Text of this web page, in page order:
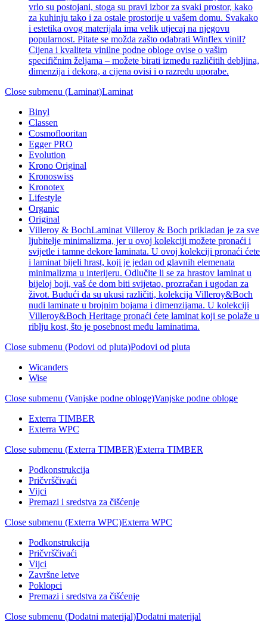
vrlo su postojani, stoga su pravi izbor za svaki prostor, kako
za kuhinju tako i za ostale prostorije u vašem domu. Svakako
i estetika ovog materijala ima velik utjecaj na njegovu
popularnost. Pitate se možda zašto odabrati Winflex vinil?
Cijena i kvaliteta vinilne podne obloge ovise o vašim
specifičnim željama – možete birati između različitih debljina,
dimenzija i dekora, a cijena ovisi i o razredu uporabe.
Close submenu (Laminat)Laminat
Binyl
Classen
Cosmoflooritan
Egger PRO
Evolution
Krono Original
Kronoswiss
Kronotex
Lifestyle
Organic
Original
Villeroy & BochLaminat Villeroy & Boch prikladan je za sve
ljubitelje minimalizma, jer u ovoj kolekciji možete pronaći i
svijetle i tamne dekore laminata. U ovoj kolekciji pronaći ćete
i laminat bijeli hrast, koji je jedan od glavnih elemenata
minimalizma u interijeru. Odlučite li se za hrastov laminat u
bijeloj boji, vaš će dom biti svijetao, prozračan i ugodan za
život. Budući da su ukusi različiti, kolekcija Villeroy&Boch
nudi laminate u brojnim bojama i dimenzijama. U kolekciji
Villeroy&Boch Heritage pronaći ćete laminat koji se polaže u
riblju kost, što je posebnost među laminatima.
Close submenu (Podovi od pluta)Podovi od pluta
Wicanders
Wise
Close submenu (Vanjske podne obloge)Vanjske podne obloge
Exterra TIMBER
Exterra WPC
Close submenu (Exterra TIMBER)Exterra TIMBER
Podkonstrukcija
Pričvrščivaći
Vijci
Premazi i sredstva za čišćenje
Close submenu (Exterra WPC)Exterra WPC
Podkonstrukcija
Pričvrščivaći
Vijci
Završne letve
Poklopci
Premazi i sredstva za čišćenje
Close submenu (Dodatni materijal)Dodatni materijal